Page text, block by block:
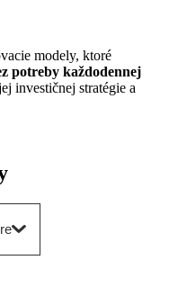
modely, ktoré
potreby každodennej
investičnej stratégie a